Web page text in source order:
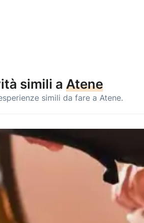
simili a Atene
simili da fare a Atene.